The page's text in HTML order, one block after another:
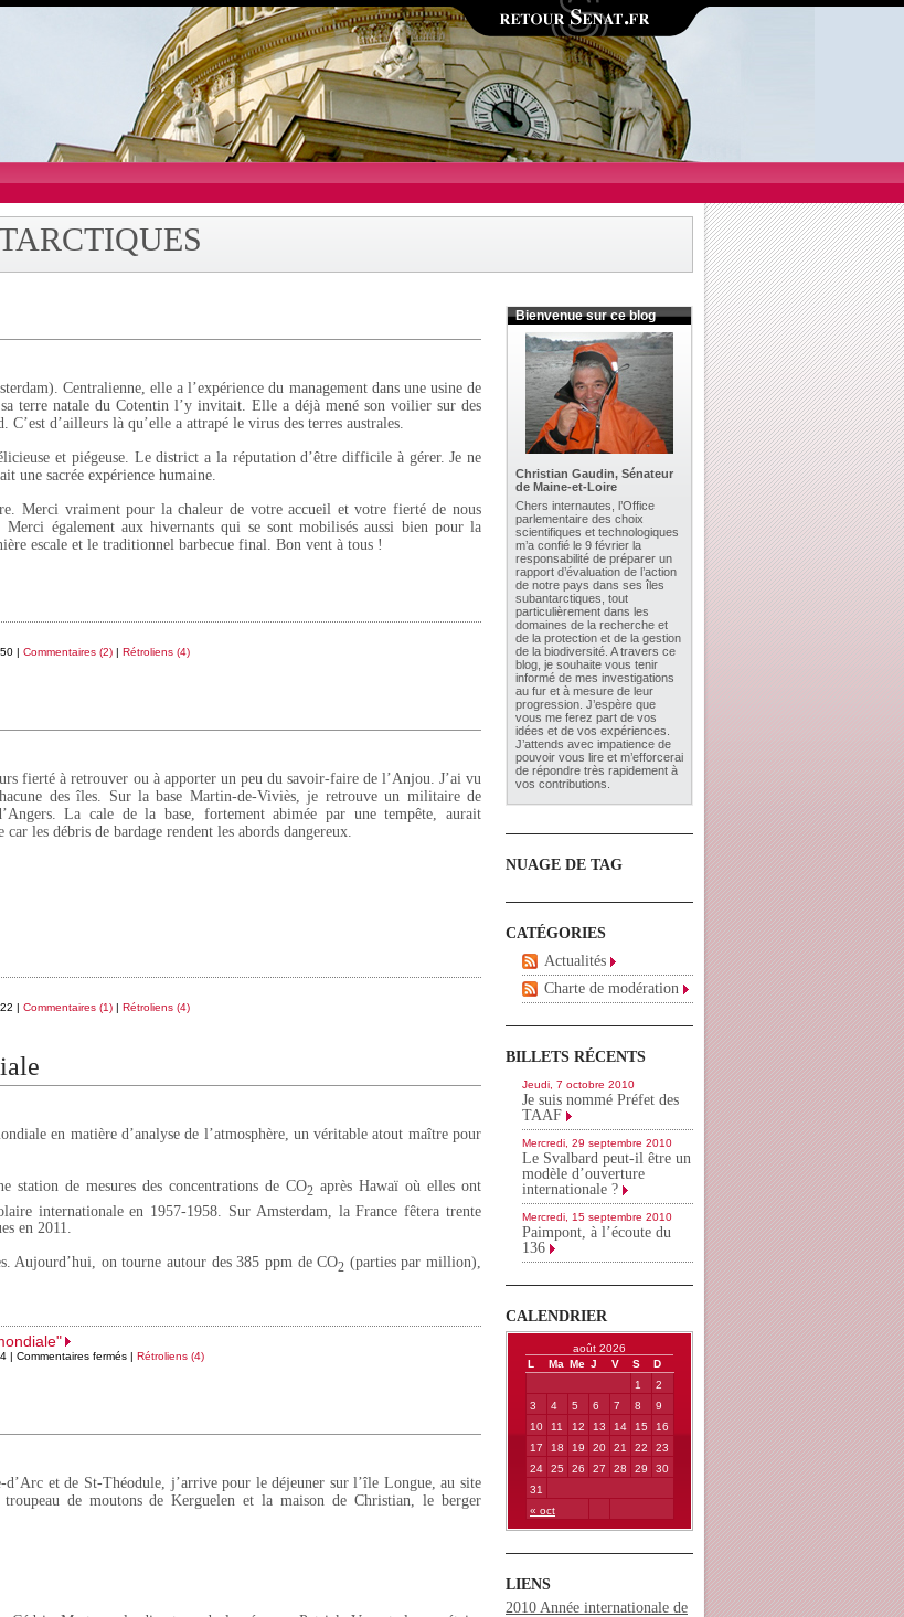
Centralienne, elle a l’expérience du management dans une usine de
terre natale du Cotentin l’y invitait. Elle a déjà mené son voilier sur des
d’ailleurs là qu’elle a attrapé le virus des terres australes.
et piégeuse. Le district a la réputation d’être difficile à gérer. Je ne
une sacrée expérience humaine.
Merci vraiment pour la chaleur de votre accueil et votre fierté de nous
également aux hivernants qui se sont mobilisés aussi bien pour la
escale et le traditionnel barbecue final. Bon vent à tous !
| Commentaires (2) | Rétroliens (4)
fierté à retrouver ou à apporter un peu du savoir-faire de l’Anjou. J’ai vu
des îles. Sur la base Martin-de-Viviès, je retrouve un militaire de
La cale de la base, fortement abimée par une tempête, aurait
car les débris de bardage rendent les abords dangereux.
| Commentaires (1) | Rétroliens (4)
en matière d’analyse de l’atmosphère, un véritable atout maître pour
station de mesures des concentrations de CO2 après Hawaï où elles ont
internationale en 1957-1958. Sur Amsterdam, la France fêtera trente
en 2011.
Aujourd’hui, on tourne autour des 385 ppm de CO2 (parties par million),
| Commentaires fermés | Rétroliens (4)
d’Arc et de St-Théodule, j’arrive pour le déjeuner sur l’île Longue, au site
de moutons de Kerguelen et la maison de Christian, le berger
Bienvenue sur ce blog
Christian Gaudin, Sénateur
de Maine-et-Loire
Chers internautes, l’Office
parlementaire des choix
scientifiques et technologiques
m’a confié le 9 février la
responsabilité de préparer un
rapport d’évaluation de l’action
de notre pays dans ses îles
subantarctiques, tout
particulièrement dans les
domaines de la recherche et
de la protection et de la gestion
de la biodiversité. A travers ce
blog, je souhaite vous tenir
informé de mes investigations
au fur et à mesure de leur
progression. J’espère que
vous me ferez part de vos
idées et de vos expériences.
J’attends avec impatience de
pouvoir vous lire et m’efforcerai
de répondre très rapidement à
vos contributions.
NUAGE DE TAG
CATÉGORIES
Actualités
Charte de modération
BILLETS RÉCENTS
Jeudi, 7 octobre 2010
Je suis nommé Préfet des
TAAF
Mercredi, 29 septembre 2010
Le Svalbard peut-il être un
modèle d’ouverture
internationale ?
Mercredi, 15 septembre 2010
Paimpont, à l’écoute du
136
CALENDRIER
août 2026
L
Ma Me J V S D
« oct
1
2
3
4 5 6 7 8
9
10
11 12 13 14 15
16
17
18 19 20 21 22
23
24
25 26 27 28 29
30
31
LIENS
2010 Année internationale de